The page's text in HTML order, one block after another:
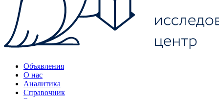
Объявления
О нас
Аналитика
Справочник